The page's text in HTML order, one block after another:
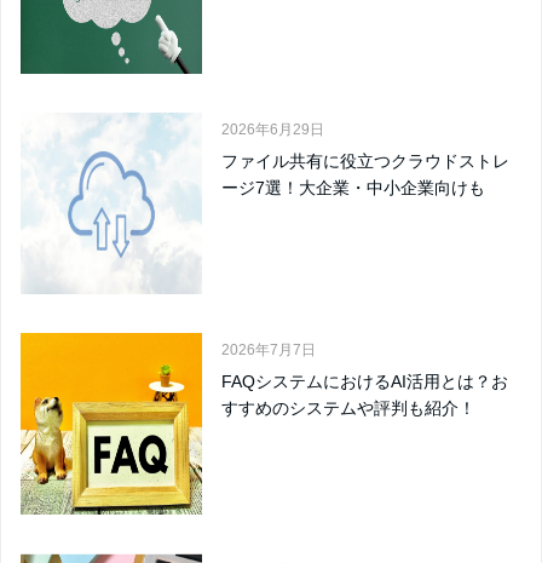
2026年6月29日
ファイル共有に役立つクラウドストレ
ージ7選！大企業・中小企業向けも
2026年7月7日
FAQシステムにおけるAI活用とは？お
すすめのシステムや評判も紹介！